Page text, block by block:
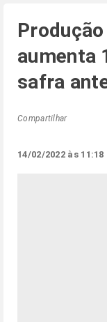
aumenta
safra
Compartilhar
14/02/2022 às 11:18